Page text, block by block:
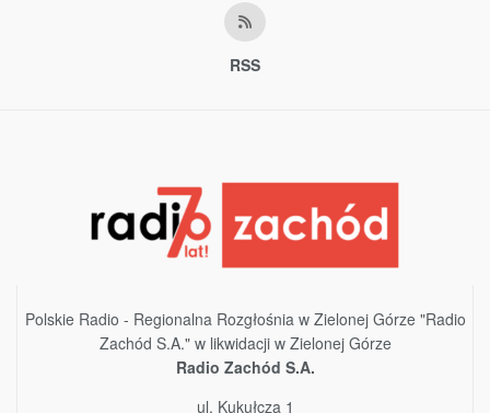
RSS
Polskie Radio - Regionalna Rozgłośnia w Zielonej Górze "Radio
Zachód S.A." w likwidacji w Zielonej Górze
Radio Zachód S.A.
ul. Kukułcza 1